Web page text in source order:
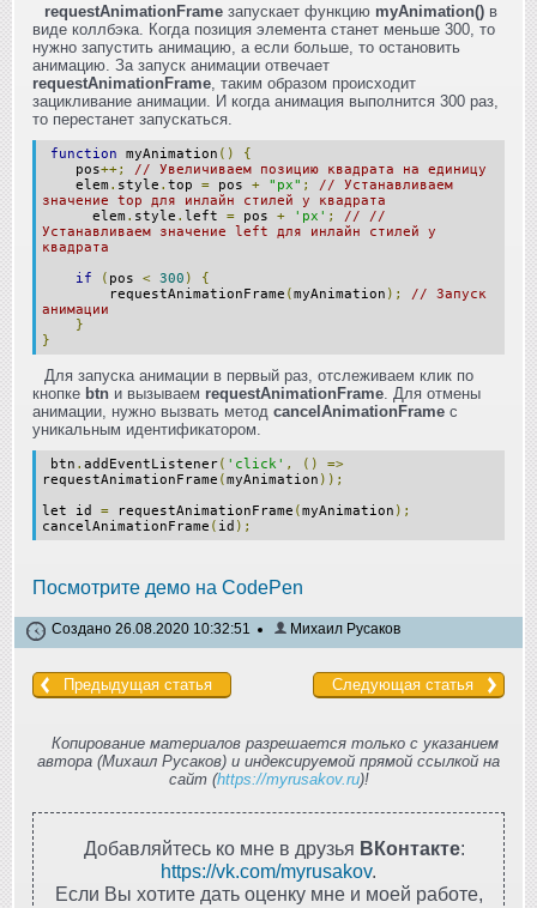
requestAnimationFrame запускает функцию myAnimation() в
виде коллбэка. Когда позиция элемента станет меньше 300, то
нужно запустить анимацию, а если больше, то остановить
анимацию. За запуск анимации отвечает
requestAnimationFrame , таким образом происходит
зацикливание анимации. И когда анимация выполнится 300 раз,
то перестанет запускаться.
function myAnimation ()
{
pos++;
// Увеличиваем позицию квадрата на единицу
elem . style . top = pos + "px" ;
// Устанавливаем
значение top для инлайн стилей у квадрата
elem . style . left = pos + 'px' ;
// //
Устанавливаем значение left для инлайн стилей у
квадрата
if
( pos < 300 )
{
requestAnimationFrame (myAnimation );
// Запуск
анимации
}
}
Для запуска анимации в первый раз, отслеживаем клик по
кнопке btn и вызываем requestAnimationFrame . Для отмены
анимации, нужно вызвать метод cancelAnimationFrame с
уникальным идентификатором.
btn . addEventListener( 'click' , ()
=>
requestAnimationFrame (myAnimation ));
let id = requestAnimationFrame (myAnimation );
cancelAnimationFrame ( id );
Посмотрите демо на CodePen
Создано 26.08.2020 10:32:51 Михаил Русаков
Предыдущая статья Следующая статья
Копирование материалов разрешается только с указанием
автора (Михаил Русаков) и индексируемой прямой ссылкой на
сайт (https://myrusakov.ru)!
Добавляйтесь ко мне в друзья ВКонтакте:
https://vk.com/myrusakov.
Если Вы хотите дать оценку мне и моей работе,